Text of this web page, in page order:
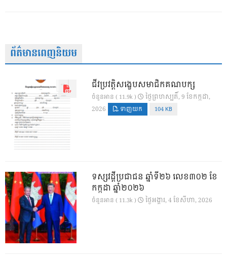
ព័ត៌មានពេញនិយម
ជីវប្រវត្តិសង្ខេបសមាជិកគណបក្ស
ចំនួនអាន ( 11.9k )
ថ្ងៃ​ព្រហស្បតិ៍, 9 ខែ​កក្កដា,
2026
ទាញយក 104 KB
ទស្សវដ្តីប្រជាជន ឆ្នាំទី២៦ លេខ៣០២ ខែ
កក្កដា ឆ្នាំ២០២៦
ចំនួនអាន ( 11.3k ) ថ្ងៃ​អង្គារ, 4 ខែ​សីហា, 2026